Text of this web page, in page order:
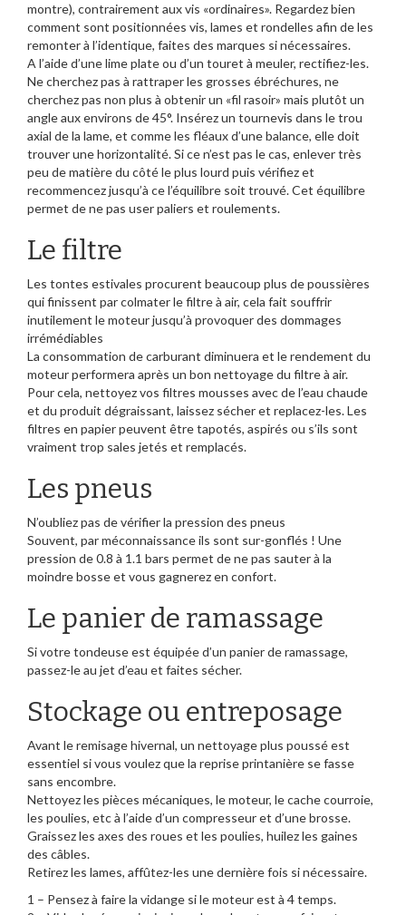
montre), contrairement aux vis «ordinaires». Regardez bien
comment sont positionnées vis, lames et rondelles afin de les
remonter à l’identique, faites des marques si nécessaires.
A l’aide d’une lime plate ou d’un touret à meuler, rectifiez-les.
Ne cherchez pas à rattraper les grosses ébréchures, ne
cherchez pas non plus à obtenir un «fil rasoir» mais plutôt un
angle aux environs de 45°. Insérez un tournevis dans le trou
axial de la lame, et comme les fléaux d’une balance, elle doit
trouver une horizontalité. Si ce n’est pas le cas, enlever très
peu de matière du côté le plus lourd puis vérifiez et
recommencez jusqu’à ce l’équilibre soit trouvé. Cet équilibre
permet de ne pas user paliers et roulements.
Le filtre
Les tontes estivales procurent beaucoup plus de poussières
qui finissent par colmater le filtre à air, cela fait souffrir
inutilement le moteur jusqu’à provoquer des dommages
irrémédiables
La consommation de carburant diminuera et le rendement du
moteur performera après un bon nettoyage du filtre à air.
Pour cela, nettoyez vos filtres mousses avec de l’eau chaude
et du produit dégraissant, laissez sécher et replacez-les. Les
filtres en papier peuvent être tapotés, aspirés ou s’ils sont
vraiment trop sales jetés et remplacés.
Les pneus
N’oubliez pas de vérifier la pression des pneus
Souvent, par méconnaissance ils sont sur-gonflés ! Une
pression de 0.8 à 1.1 bars permet de ne pas sauter à la
moindre bosse et vous gagnerez en confort.
Le panier de ramassage
Si votre tondeuse est équipée d’un panier de ramassage,
passez-le au jet d’eau et faites sécher.
Stockage ou entreposage
Avant le remisage hivernal, un nettoyage plus poussé est
essentiel si vous voulez que la reprise printanière se fasse
sans encombre.
Nettoyez les pièces mécaniques, le moteur, le cache courroie,
les poulies, etc à l’aide d’un compresseur et d’une brosse.
Graissez les axes des roues et les poulies, huilez les gaines
des câbles.
Retirez les lames, affûtez-les une dernière fois si nécessaire.
1 – Pensez à faire la vidange si le moteur est à 4 temps.